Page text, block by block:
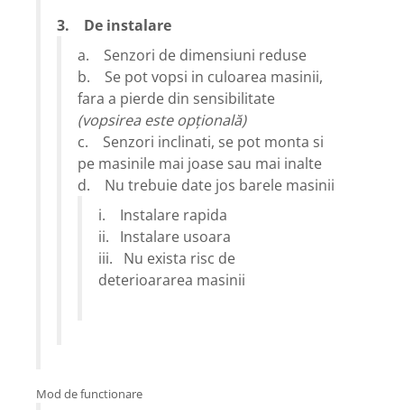
3. De instalare
a. Senzori de dimensiuni reduse
b. Se pot vopsi in culoarea masinii,
fara a pierde din sensibilitate
(vopsirea este opţională)
c. Senzori inclinati, se pot monta si
pe masinile mai joase sau mai inalte
d. Nu trebuie date jos barele masinii
i. Instalare rapida
ii. Instalare usoara
iii. Nu exista risc de
deterioararea masinii
Mod de functionare